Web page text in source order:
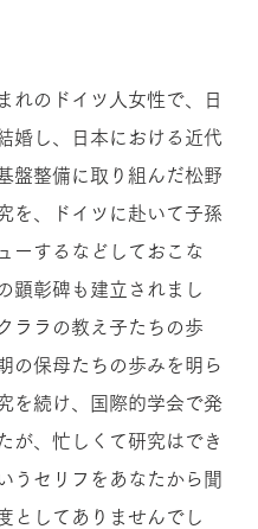
れのドイツ人女性で、日
婚し、日本における近代
盤整備に取り組んだ松野
を、ドイツに赴いて子孫
ーするなどしておこな
顕彰碑も建立されまし
ララの教え子たちの歩
の保母たちの歩みを明ら
を続け、国際的学会で発
が、忙しくて研究はでき
うセリフをあなたから聞
としてありませんでし